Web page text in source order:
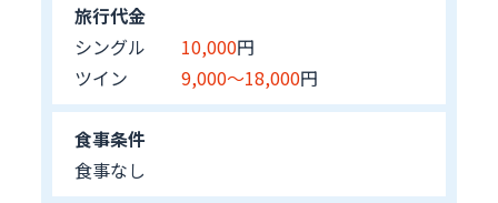
旅行代金
シングル 10,000円
ツイン 9,000～18,000円
食事条件
食事なし